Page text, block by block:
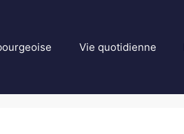
Vie quotidienne